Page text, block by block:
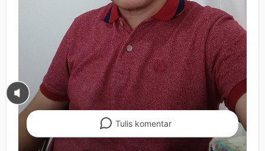
Tulis komentar